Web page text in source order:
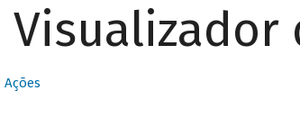
Visualizador
Ações